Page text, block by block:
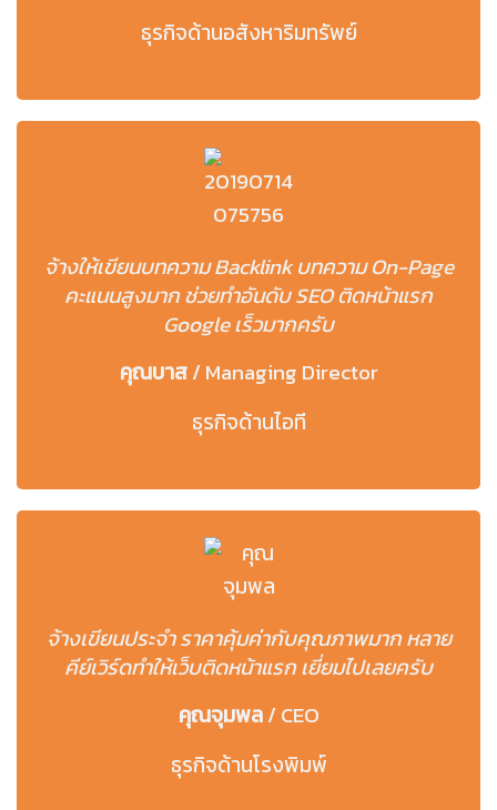
ธุรกิจด้านอสังหาริมทรัพย์
จ้างให้เขียนบทความ Backlink บทความ On-Page
คะแนนสูงมาก ช่วยทำอันดับ SEO ติดหน้าแรก
Google เร็วมากครับ
คุณบาส/Managing Director
ธุรกิจด้านไอที
จ้างเขียนประจำ ราคาคุ้มค่ากับคุณภาพมาก หลาย
คีย์เวิร์ดทำให้เว็บติดหน้าแรก เยี่ยมไปเลยครับ
คุณจุมพล/CEO
ธุรกิจด้านโรงพิมพ์